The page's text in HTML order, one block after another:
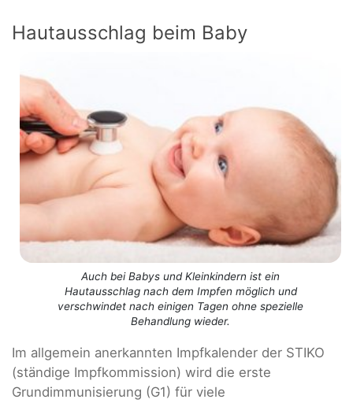
Hautausschlag beim Baby
Auch bei Babys und Kleinkindern ist ein
Hautausschlag nach dem Impfen möglich und
verschwindet nach einigen Tagen ohne spezielle
Behandlung wieder.
Im allgemein anerkannten Impfkalender der STIKO
(ständige Impfkommission) wird die erste
Grundimmunisierung (G1) für viele